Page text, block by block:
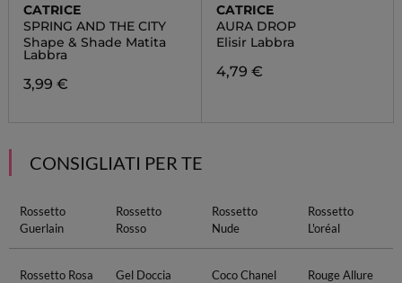
CATRICE
SPRING AND THE CITY
Shape & Shade Matita
Labbra
3,99 €
CATRICE
AURA DROP
Elisir Labbra
4,79 €
CONSIGLIATI PER TE
Rossetto
Guerlain
Rossetto
Rosso
Rossetto
Nude
Rossetto
L'oréal
Rossetto Rosa
Gel Doccia
Coco Chanel
Rouge Allure